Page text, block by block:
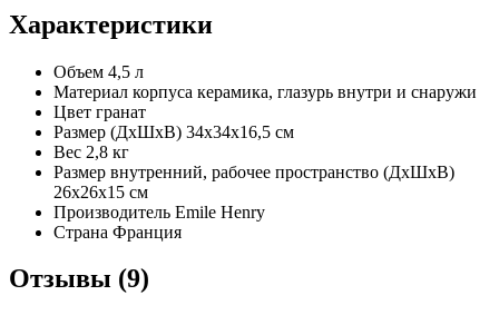
Характеристики
Объем 4,5 л
Материал корпуса керамика, глазурь внутри и снаружи
Цвет гpанат
Размер (ДхШхВ) 34x34x16,5 см
Вес 2,8 кг
Размер внутренний, рабочее пространство (ДхШхВ)
26x26x15 см
Производитель Emile Henry
Страна Франция
Отзывы (9)